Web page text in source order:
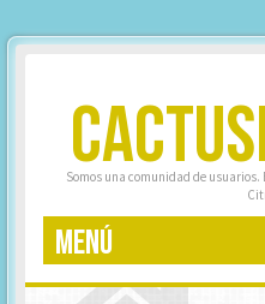
Somos una comunidad de
MENÚ